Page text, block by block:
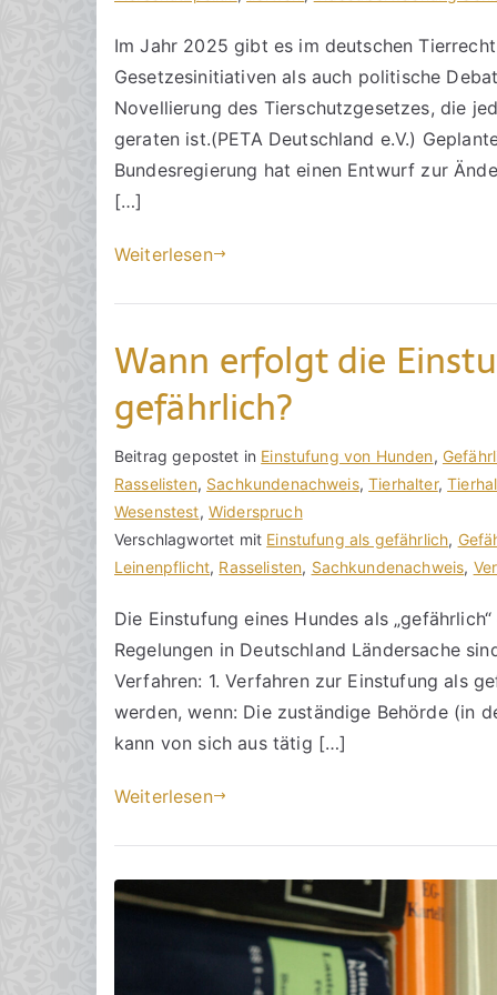
a
k
R
e
c
t
s
n
ä
t
g
v
e
r
ö
f
e
t
i
h
a
m
2
2
.
i
2
0
2
o
m
m
e
n
a
r
im
2025
Im Jahr 2025 gibt es im deutschen
Gesetzesinitiativen als auch politische
Novellierung des Tierschutzgesetzes, die
geraten ist.(PETA Deutschland e.V.)
Bundesregierung hat einen Entwurf zur
[…]
Weiterlesen
Wann erfolgt die
gefährlich?
V
o
n
h
o
a
k
R
e
c
t
a
w
B
e
i
t
r
g
v
e
r
ö
f
n
l
Beitrag gepostet in Einstufung von Hunden,
Rasselisten, Sachkundenachweis,Tierhalter,
Wesenstest, Widerspruch
Verschlagwortet mit Einstufung als gefährlich,
Leinenpflicht, Rasselisten, Sachkundenachweis,
K
e
i
n
e
o
m
m
e
n
a
e
Wann
Die Einstufung eines Hundes als
Regelungen in Deutschland Ländersache
Verfahren: 1. Verfahren zur Einstufung als
werden, wenn: Die zuständige Behörde (in
kann von sich aus tätig […]
Weiterlesen